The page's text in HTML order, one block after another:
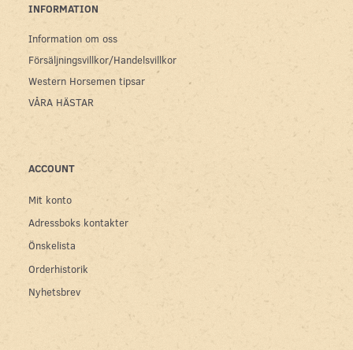
INFORMATION
Information om oss
Försäljningsvillkor/Handelsvillkor
Western Horsemen tipsar
VÅRA HÄSTAR
ACCOUNT
Mit konto
Adressboks kontakter
Önskelista
Orderhistorik
Nyhetsbrev